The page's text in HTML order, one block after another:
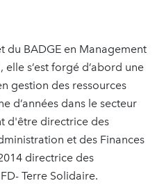
du BADGE en Management
s’est forgé d’abord une
gestion des ressources
d’années dans le secteur
d'être directrice des
et des Finances
directrice des
Terre Solidaire.